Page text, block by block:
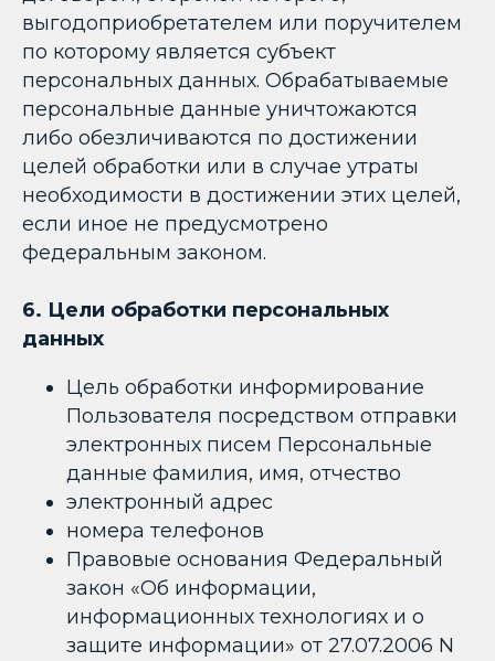
выгодоприобретателем или поручителем
по которому является субъект
персональных данных. Обрабатываемые
персональные данные уничтожаются
либо обезличиваются по достижении
целей обработки или в случае утраты
необходимости в достижении этих целей,
если иное не предусмотрено
федеральным законом.
6. Цели обработки персональных
данных
Цель обработки информирование
Пользователя посредством отправки
электронных писем Персональные
данные фамилия, имя, отчество
электронный адрес
номера телефонов
Правовые основания Федеральный
закон «Об информации,
информационных технологиях и о
защите информации» от 27.07.2006 N